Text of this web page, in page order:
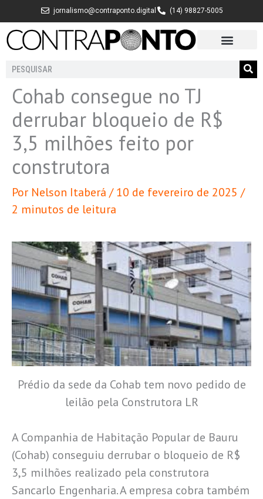
para
jornalismo@contraponto.digital (14) 98827-5005
Pesquisar
Cohab consegue no TJ
derrubar bloqueio de R$
3,5 milhões feito por
construtora
Por Nelson Itaberá /10 de fevereiro de 2025 /
2 minutos de leitura
Prédio da sede da Cohab tem novo pedido de
leilão pela Construtora LR
A Companhia de Habitação Popular de Bauru
(Cohab) conseguiu derrubar o bloqueio de R$
3,5 milhões realizado pela construtora
Sancarlo Engenharia. A empresa cobra também